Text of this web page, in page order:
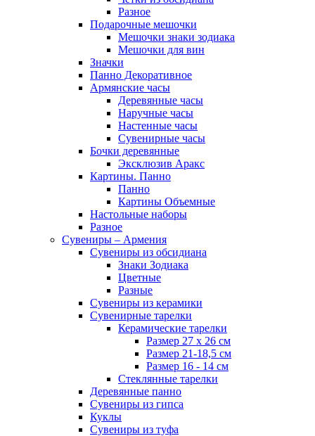
Разное
Подарочные мешочки
Мешочки знаки зодиака
Мешочки для вин
Значки
Панно Декоративное
Армянские часы
Деревянные часы
Наручные часы
Настенные часы
Сувенирные часы
Бочки деревянные
Эксклюзив Аракс
Картины. Панно
Панно
Картины Объемные
Настольные наборы
Разное
Сувениры – Армения
Сувениры из обсидиана
Знаки Зодиака
Цветные
Разные
Сувениры из керамики
Сувенирные тарелки
Керамические тарелки
Размер 27 х 26 см
Размер 21-18,5 см
Размер 16 - 14 см
Стеклянные тарелки
Деревянные панно
Сувениры из гипса
Куклы
Сувениры из туфа